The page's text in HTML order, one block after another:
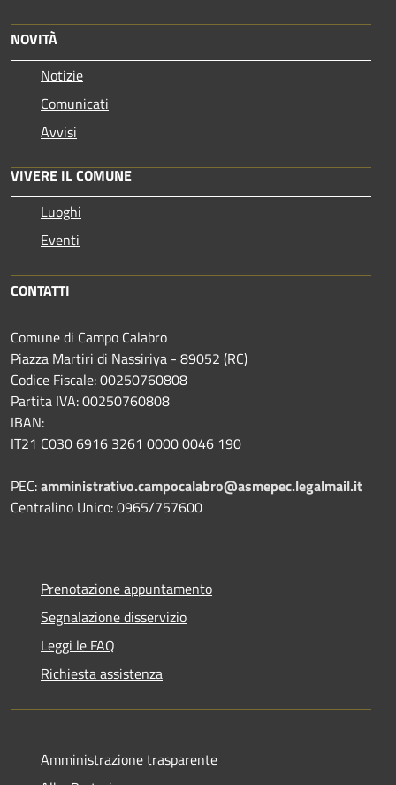
NOVITÀ
Notizie
Comunicati
Avvisi
VIVERE IL COMUNE
Luoghi
Eventi
CONTATTI
Comune di Campo Calabro
Piazza Martiri di Nassiriya - 89052 (RC)
Codice Fiscale: 00250760808
Partita IVA: 00250760808
IBAN:
IT21 C030 6916 3261 0000 0046 190
PEC:amministrativo.campocalabro@asmepec.legalmail.it
Centralino Unico: 0965/757600
Prenotazione appuntamento
Segnalazione disservizio
Leggi le FAQ
Richiesta assistenza
Amministrazione trasparente